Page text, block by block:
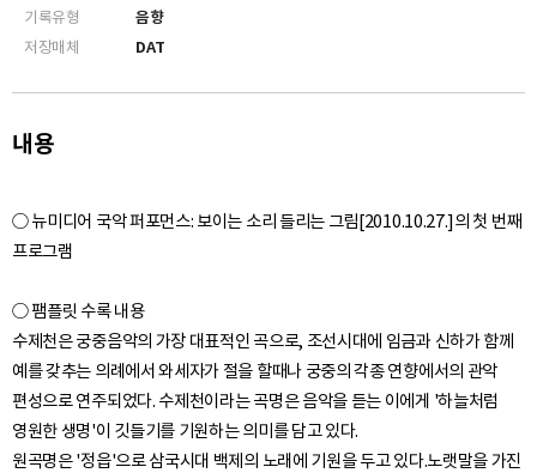
기록유형
음향
저장매체
DAT
내용
○ 뉴미디어 국악 퍼포먼스: 보이는 소리 들리는 그림[2010.10.27.]의 첫 번째
프로그램
○ 팸플릿 수록 내용
수제천은 궁중음악의 가장 대표적인 곡으로, 조선시대에 임금과 신하가 함께
예를 갖추는 의례에서 와세자가 절을 할때나 궁중의 각종 연향에서의 관악
편성으로 연주되었다. 수제천이라는 곡명은 음악을 듣는 이에게 '하늘처럼
영원한 생명'이 깃들기를 기원하는 의미를 담고 있다.
원곡명은 '정읍'으로 삼국시대 백제의 노래에 기원을 두고 있다.노랫말을 가진